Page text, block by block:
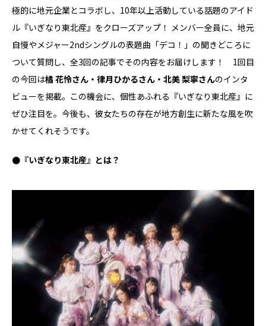
極的に地元企業とコラボし、10年以上活動している話題のアイド
ル『いぎなり東北産』をクローズアップ！ メンバー全員に、地元
自慢やメジャー2ndシングルの表題曲「デコ！」の聞きどころに
ついて質問し、全3回の記事でその内容をお届けします！ 1回目
の今回は橘 花怜さん・律月ひかるさん・北美 梨寧さんのインタ
ビューを掲載。この機会に、個性あふれる『いぎなり東北産』に
ぜひ注目を。今後も、彼女たちの存在が地方創生に新たな風を吹
かせてくれそうです。
●『いぎなり東北産』とは？